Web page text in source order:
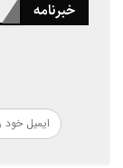
خبرنامه